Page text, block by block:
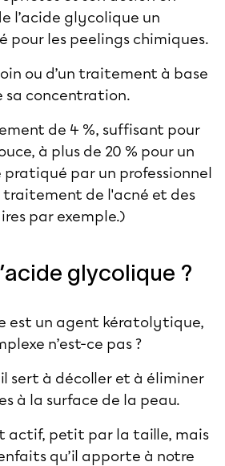
l’acide glycolique un
pour les peelings chimiques.
ou d’un traitement à base
sa concentration.
de 4 %, suffisant pour
à plus de 20 % pour un
par un professionnel
traitement de l'acné et des
par exemple.)
glycolique ?
est un agent kératolytique,
n’est-ce pas ?
sert à décoller et à éliminer
à la surface de la peau.
actif, petit par la taille, mais
qu’il apporte à notre